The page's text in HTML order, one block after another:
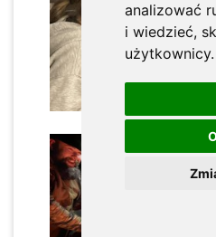
analizować
i wiedzieć,
użytkownicy.